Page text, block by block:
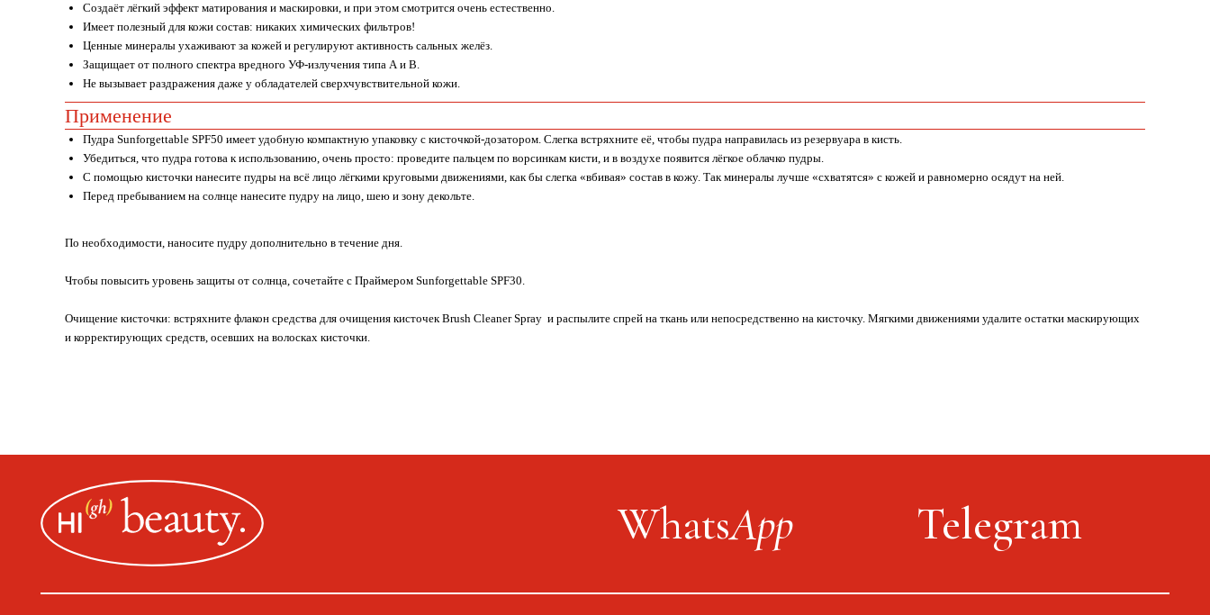
Создаёт лёгкий эффект матирования и маскировки, и при этом смотрится очень естественно.
Имеет полезный для кожи состав: никаких химических фильтров!
Ценные минералы ухаживают за кожей и регулируют активность сальных желёз.
Защищает от полного спектра вредного УФ-излучения типа А и В.
Не вызывает раздражения даже у обладателей сверхчувствительной кожи.
Применение
Пудра Sunforgettable SPF50 имеет удобную компактную упаковку с кисточкой-дозатором. Слегка встряхните её, чтобы пудра направилась из резервуара в кисть.
Убедиться, что пудра готова к использованию, очень просто: проведите пальцем по ворсинкам кисти, и в воздухе появится лёгкое облачко пудры.
С помощью кисточки нанесите пудры на всё лицо лёгкими круговыми движениями, как бы слегка «вбивая» состав в кожу. Так минералы лучше «схватятся» с кожей и равномерно осядут на ней.
Перед пребыванием на солнце нанесите пудру на лицо, шею и зону декольте.
По необходимости, наносите пудру дополнительно в течение дня.
Чтобы повысить уровень защиты от солнца, сочетайте с Праймером Sunforgettable SPF30.
Очищение кисточки: встряхните флакон средства для очищения кисточек Brush Cleaner Spray и распылите спрей на ткань или непосредственно на кисточку. Мягкими движениями удалите остатки маскирующих
и корректирующих средств, осевших на волосках кисточки.
ИП Пищелева В.А.
Москва, ул. Покровская, д. 23/168 Политика конфиденциальности